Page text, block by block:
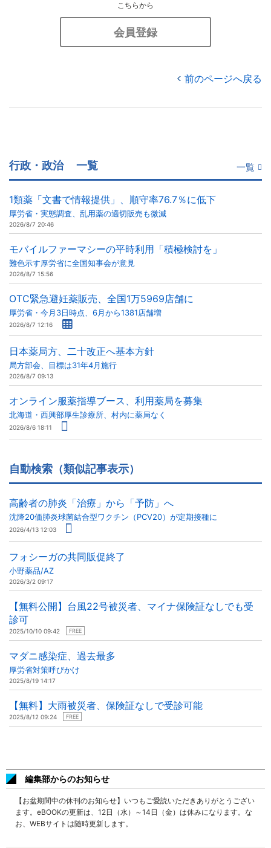
こちらから
会員登録
前のページへ戻る
行政・政治 一覧 一覧
1類薬「文書で情報提供」、順守率76.7％に低下
厚労省・実態調査、乱用薬の適切販売も微減
2026/8/7 20:46
モバイルファーマシーの平時利用「積極検討を」
難色示す厚労省に全国知事会が意見
2026/8/7 15:56
OTC緊急避妊薬販売、全国1万5969店舗に
厚労省・今月3日時点、6月から1381店舗増
2026/8/7 12:16
日本薬局方、二十改正へ基本方針
局方部会、目標は31年4月施行
2026/8/7 09:13
オンライン服薬指導ブース、利用薬局を募集
北海道・西興部厚生診療所、村内に薬局なく
2026/8/6 18:11
自動検索（類似記事表示）
高齢者の肺炎「治療」から「予防」へ
沈降20価肺炎球菌結合型ワクチン（PCV20）が定期接種に
2026/4/13 12:03
フォシーガの共同販促終了
小野薬品/AZ
2026/3/2 09:17
【無料公開】台風22号被災者、マイナ保険証なしでも受
診可
2025/10/10 09:42 FREE
マダニ感染症、過去最多
厚労省対策呼びかけ
2025/8/19 14:17
【無料】大雨被災者、保険証なしで受診可能
2025/8/12 09:24 FREE
編集部からのお知らせ
【お盆期間中の休刊のお知らせ】いつもご愛読いただきありがとうござい
ます。eBOOKの更新は、12日（水）～14日（金）は休みになります。な
お、WEBサイトは随時更新します。